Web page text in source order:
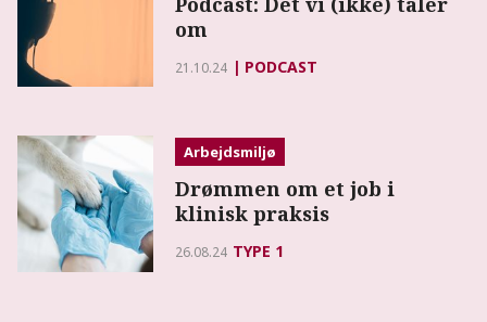
om
21.10.24 PODCAST
Arbejdsmiljø
Drømmen om et job i
klinisk praksis
26.08.24 TYPE 1